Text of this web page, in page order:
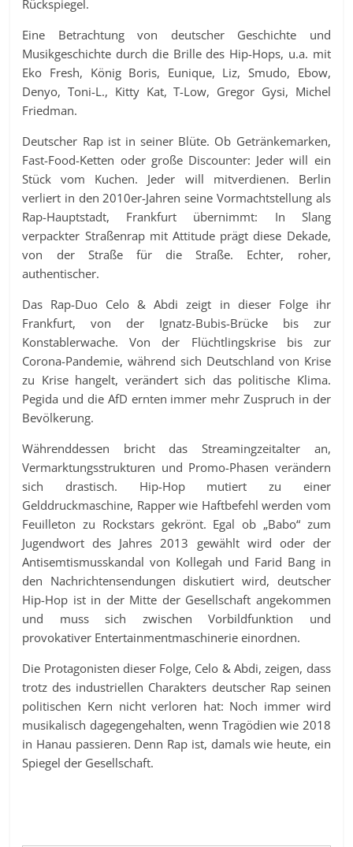
Rückspiegel.
Eine Betrachtung von deutscher Geschichte und
Musikgeschichte durch die Brille des Hip-Hops, u.a. mit
Eko Fresh, König Boris, Eunique, Liz, Smudo, Ebow,
Denyo, Toni-L., Kitty Kat, T-Low, Gregor Gysi, Michel
Friedman.
Deutscher Rap ist in seiner Blüte. Ob Getränkemarken,
Fast-Food-Ketten oder große Discounter: Jeder will ein
Stück vom Kuchen. Jeder will mitverdienen. Berlin
verliert in den 2010er-Jahren seine Vormachtstellung als
Rap-Hauptstadt, Frankfurt übernimmt: In Slang
verpackter Straßenrap mit Attitude prägt diese Dekade,
von der Straße für die Straße. Echter, roher,
authentischer.
Das Rap-Duo Celo & Abdi zeigt in dieser Folge ihr
Frankfurt, von der Ignatz-Bubis-Brücke bis zur
Konstablerwache. Von der Flüchtlingskrise bis zur
Corona-Pandemie, während sich Deutschland von Krise
zu Krise hangelt, verändert sich das politische Klima.
Pegida und die AfD ernten immer mehr Zuspruch in der
Bevölkerung.
Währenddessen bricht das Streamingzeitalter an,
Vermarktungsstrukturen und Promo-Phasen verändern
sich drastisch. Hip-Hop mutiert zu einer
Gelddruckmaschine, Rapper wie Haftbefehl werden vom
Feuilleton zu Rockstars gekrönt. Egal ob „Babo“ zum
Jugendwort des Jahres 2013 gewählt wird oder der
Antisemtismusskandal von Kollegah und Farid Bang in
den Nachrichtensendungen diskutiert wird, deutscher
Hip-Hop ist in der Mitte der Gesellschaft angekommen
und muss sich zwischen Vorbildfunktion und
provokativer Entertainmentmaschinerie einordnen.
Die Protagonisten dieser Folge, Celo & Abdi, zeigen, dass
trotz des industriellen Charakters deutscher Rap seinen
politischen Kern nicht verloren hat: Noch immer wird
musikalisch dagegengehalten, wenn Tragödien wie 2018
in Hanau passieren. Denn Rap ist, damals wie heute, ein
Spiegel der Gesellschaft.